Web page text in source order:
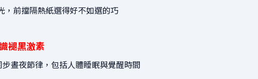
，前擋隔熱紙選得好不如選的巧
褪黑激素
晝夜節律，包括人體睡眠與覺醒時間